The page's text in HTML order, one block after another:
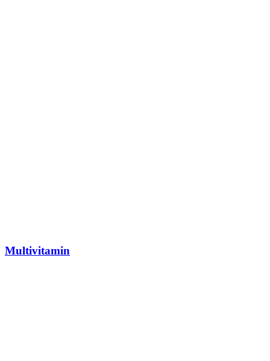
Multivitamin